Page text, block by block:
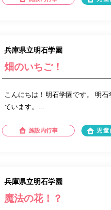
兵庫県立明石学園
畑のいちご！
こんにちは！明石学園です。 明
ています。...
施設内行事 児
兵庫県立明石学園
魔法の花！？